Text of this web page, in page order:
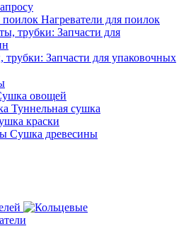
Нагреватели для поилок
Запчасти для упаковочных
овощей
Туннельная сушка
краски
Сушка древесины